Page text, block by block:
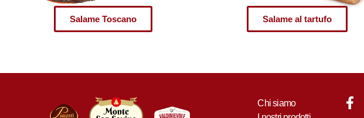
Salame Toscano Salame al tartufo
Chi siamo